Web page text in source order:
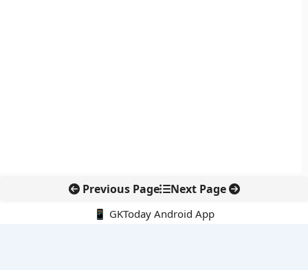
Previous Page Next Page
📱 GKToday Android App